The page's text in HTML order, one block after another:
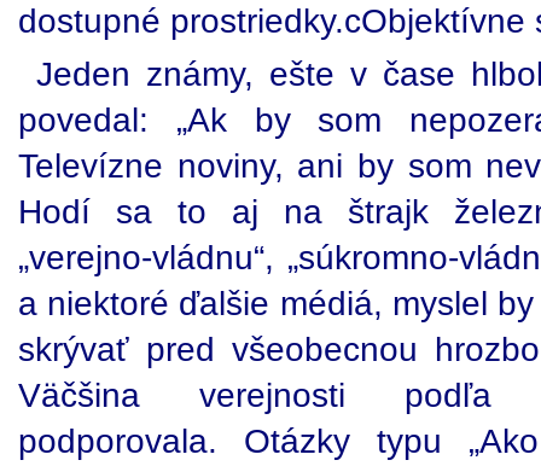
dostupné
Jeden známy, ešte v čase
povedal: „Ak by som
Televízne noviny, ani by som
Hodí sa to aj na štrajk
„verejno-vládnu“, „súkromno-
a niektoré ďalšie médiá, myslel
skrývať pred všeobecnou
Väčšina verejnosti podľa
podporovala. Otázky typu